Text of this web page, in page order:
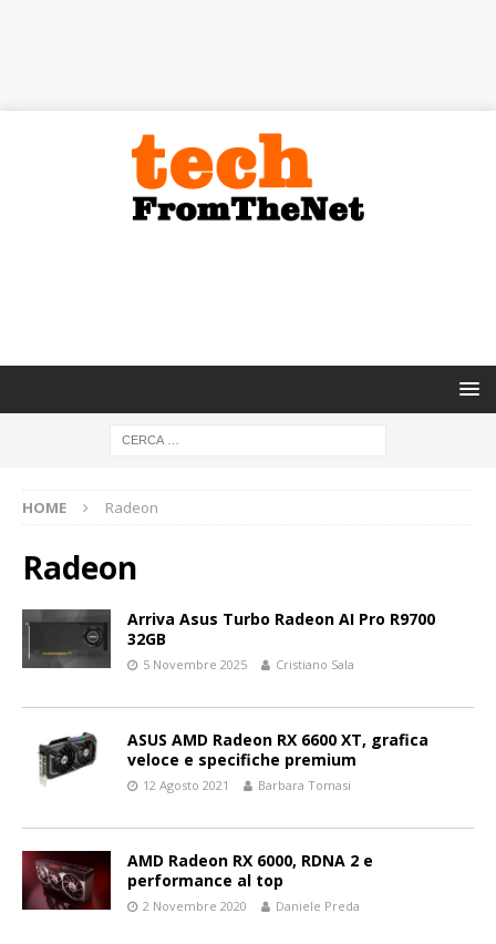
HOME Radeon
Radeon
Arriva Asus Turbo Radeon AI Pro R9700
32GB
5 Novembre 2025 Cristiano Sala
ASUS AMD Radeon RX 6600 XT, grafica
veloce e specifiche premium
12 Agosto 2021 Barbara Tomasi
AMD Radeon RX 6000, RDNA 2 e
performance al top
2 Novembre 2020 Daniele Preda